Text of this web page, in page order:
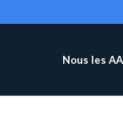
Nous les AA